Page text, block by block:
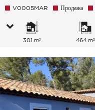
V0005MAR Продажа
301 m² 464 m²